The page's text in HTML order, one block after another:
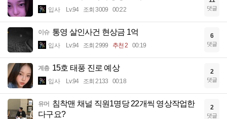
입사 Lv.94 조회 3009 00:22 댓글
이슈 통영 살인사건 현상금 1억
입사 Lv.94 조회 2999 추천 2 00:19
6
댓글
계층 15호 태풍 진로 예상
입사 Lv.94 조회 2133 00:18
2
댓글
유머 침착맨 채널 직원1명당 22개씩 영상작업한
다구요?
2
댓글